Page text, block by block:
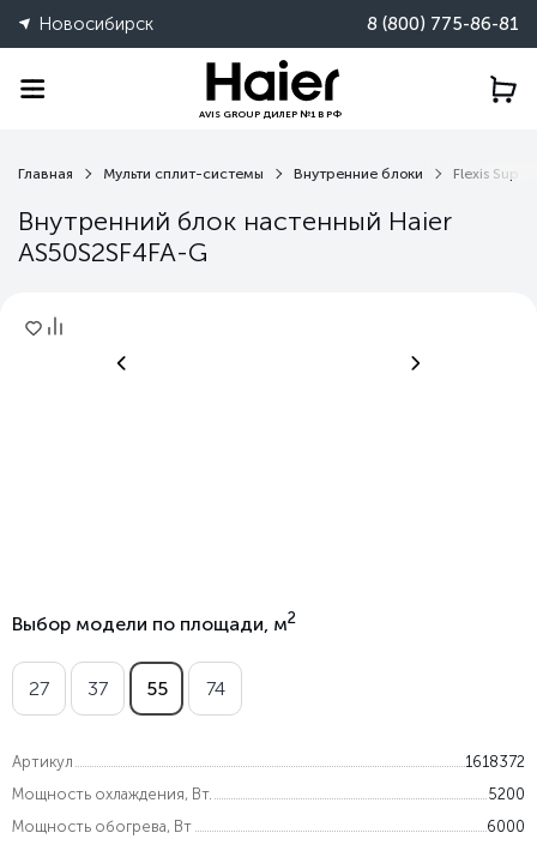
Новосибирск 8 (800) 775-86-81
AVIS GROUP ДИЛЕР №1 В РФ
Главная Мульти сплит-системы Внутренние блоки Flexis
Внутренний блок настенный Haier
AS50S2SF4FA-G
Выбор модели по площади, м2
27 37 55 74
Артикул
1618372
Мощность охлаждения, Вт.
5200
Мощность обогрева, Вт
6000